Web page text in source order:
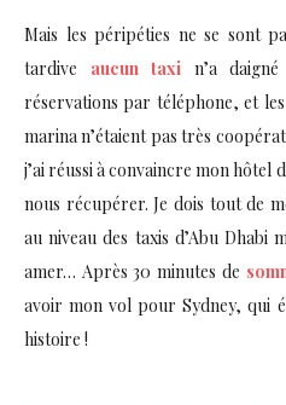
Mais les péripéties ne se sont
tardive aucun taxi n’a
réservations par téléphone, et
marina n’étaient pas très
j’ai réussi à convaincre mon hôtel
nous récupérer. Je dois tout de
au niveau des taxis d’Abu Dhabi
amer… Après 30 minutes de
avoir mon vol pour Sydney, qui
histoire !